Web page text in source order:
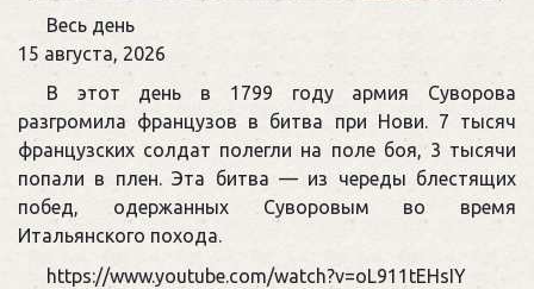
Памятная
дата
военной
России
Весь день
15 августа, 2026
В этот день в 1799 году армия Суворова
разгромила французов в битва при Нови. 7 тысяч
французских солдат полегли на поле боя, 3 тысячи
попали в плен. Эта битва — из череды блестящих
побед, одержанных Суворовым во время
Итальянского похода.
https://www.youtube.com/watch?v=oL911tEHsIY